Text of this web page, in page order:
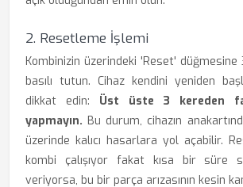
2. Resetleme İşlemi
Kombinizin üzerindeki 'Reset'
basılı tutun. Cihaz kendini yeniden
dikkat edin: Üst üste 3 kereden
yapmayın. Bu durum, cihazın
üzerinde kalıcı hasarlara yol açabilir.
kombi çalışıyor fakat kısa bir süre
veriyorsa, bu bir parça arızasının kesin